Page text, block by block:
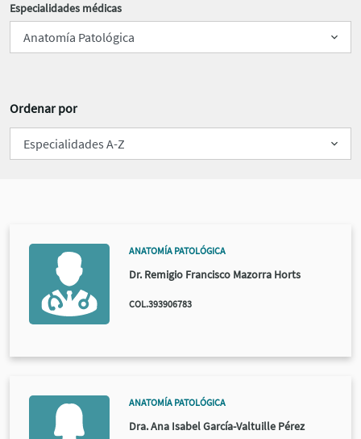
Especialidades médicas
Ordenar por
ANATOMÍA PATOLÓGICA
Dr. Remigio Francisco Mazorra Horts
COL.393906783
ANATOMÍA PATOLÓGICA
Dra. Ana Isabel García-Valtuille Pérez